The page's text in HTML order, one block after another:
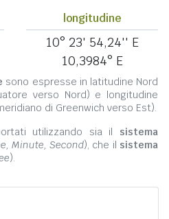
longitudine
10° 23' 54,24'' E
10,3984° E
sono espresse in latitudine Nord
verso Nord) e longitudine
di Greenwich verso Est).
utilizzando sia il sistema
Minute, Second), che il sistema
).